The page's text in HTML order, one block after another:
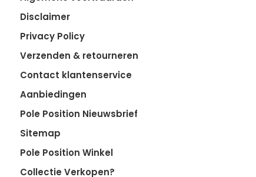
Disclaimer
Privacy Policy
Verzenden & retourneren
Contact klantenservice
Aanbiedingen
Pole Position Nieuwsbrief
Sitemap
Pole Position Winkel
Collectie Verkopen?